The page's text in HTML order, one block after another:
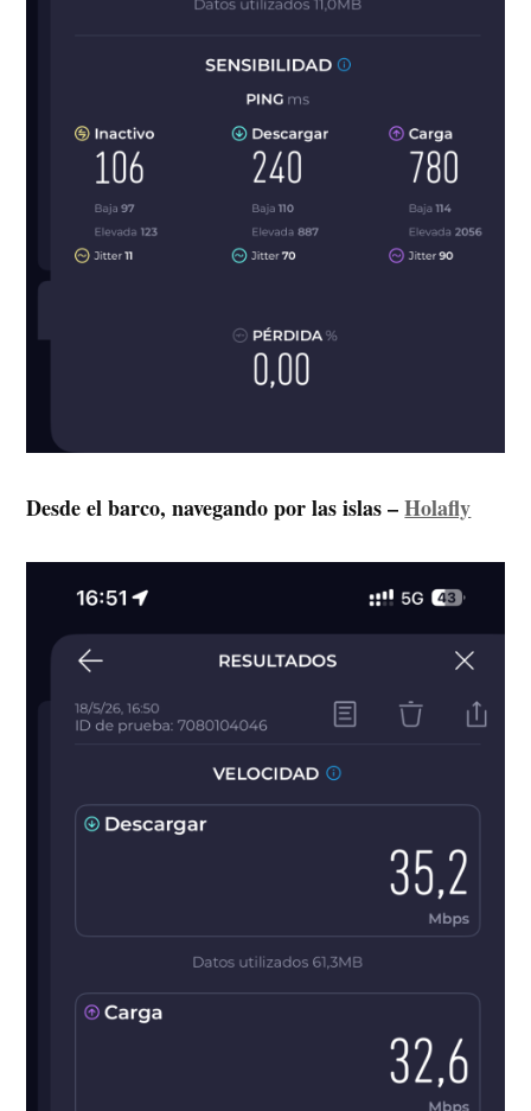
Desde el barco, navegando por las islas –Holafly